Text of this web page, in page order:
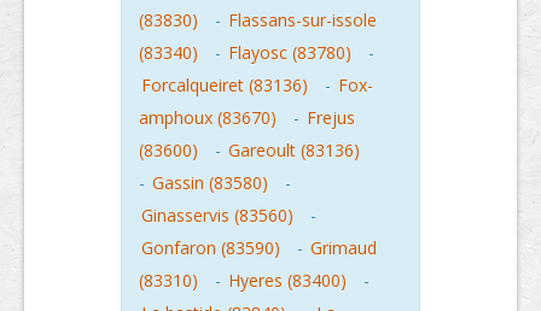
(83830)
- Flassans-sur-issole
(83340)
- Flayosc (83780)
-
Forcalqueiret (83136)
- Fox-
amphoux (83670)
- Frejus
(83600)
- Gareoult (83136)
- Gassin (83580)
-
Ginasservis (83560)
-
Gonfaron (83590)
- Grimaud
(83310)
- Hyeres (83400)
-